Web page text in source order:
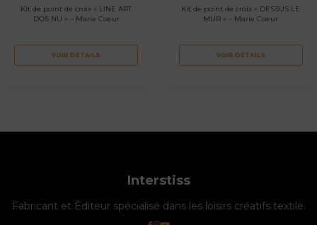
Kit de point de croix « LINE ART
DOS NU » – Marie Coeur
VOIR DÉTAILS
Kit de point de croix « DESSUS LE
MUR » – Marie Coeur
VOIR DÉTAILS
Interstiss
Fabricant et Éditeur spécialisé dans les loisirs créatifs textile.